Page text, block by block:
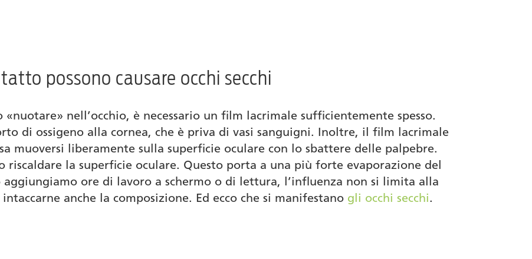
possono causare occhi secchi
nell’occhio, è necessario un film lacrimale sufficientemente spesso.
di ossigeno alla cornea, che è priva di vasi sanguigni. Inoltre, il film lacrimale
muoversi liberamente sulla superficie oculare con lo sbattere delle palpebre.
la superficie oculare. Questo porta a una più forte evaporazione del
ore di lavoro a schermo o di lettura, l’influenza non si limita alla
anche la composizione. Ed ecco che si manifestano gli occhi secchi.